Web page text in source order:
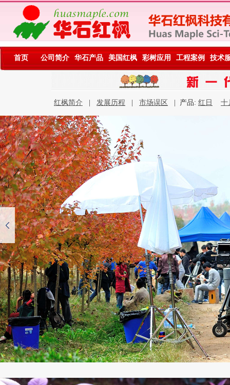
首页 公司简介 华石产品 美国红枫 彩树应用 工程案例 技术
红枫简介 发展历程 市场误区 | 产品: 红日 十